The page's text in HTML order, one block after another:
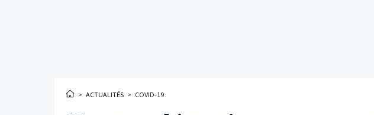
> ACTUALITÉS > COVID-19